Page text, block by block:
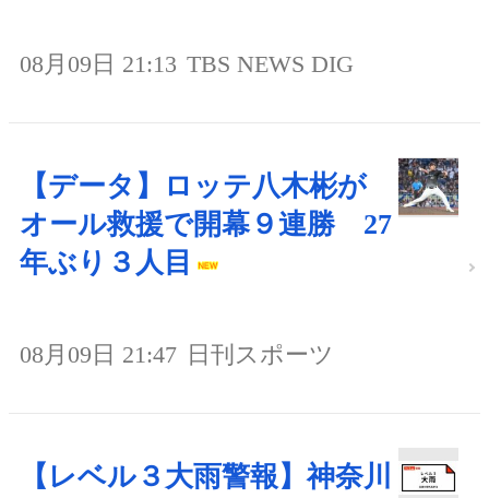
08月09日 21:13 TBS NEWS DIG
【データ】ロッテ八木彬が
オール救援で開幕９連勝 27
年ぶり３人目
08月09日 21:47 日刊スポーツ
【レベル３大雨警報】神奈川